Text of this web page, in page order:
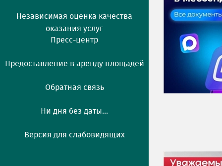
Независимая оценка качества
оказания услуг
Пресс-центр
Предоставление в аренду площадей
Обратная связь
Ни дня без даты...
Версия для слабовидящих